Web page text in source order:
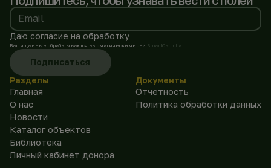
Email
Даю согласие на обработку
Ваши данные обрабатываются автоматически через SmartCaptcha
Подписаться
Разделы
Главная
О нас
Новости
Каталог объектов
Библиотека
Личный кабинет донора
Документы
Отчетность
Политика обработки данных